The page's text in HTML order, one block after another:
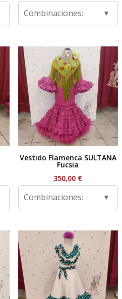
Combinaciones:
Vestido Flamenca SULTANA
Fucsia
350,00 €
Combinaciones: